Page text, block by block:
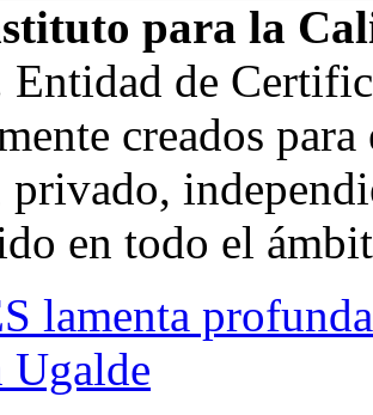
para la
Entidad de
creados
privado,
en todo el
lamenta
Ugalde